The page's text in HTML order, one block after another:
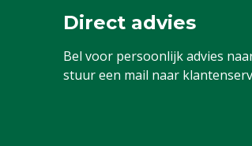
Direct advies
Bel voor persoonlijk advies
stuur een mail naar